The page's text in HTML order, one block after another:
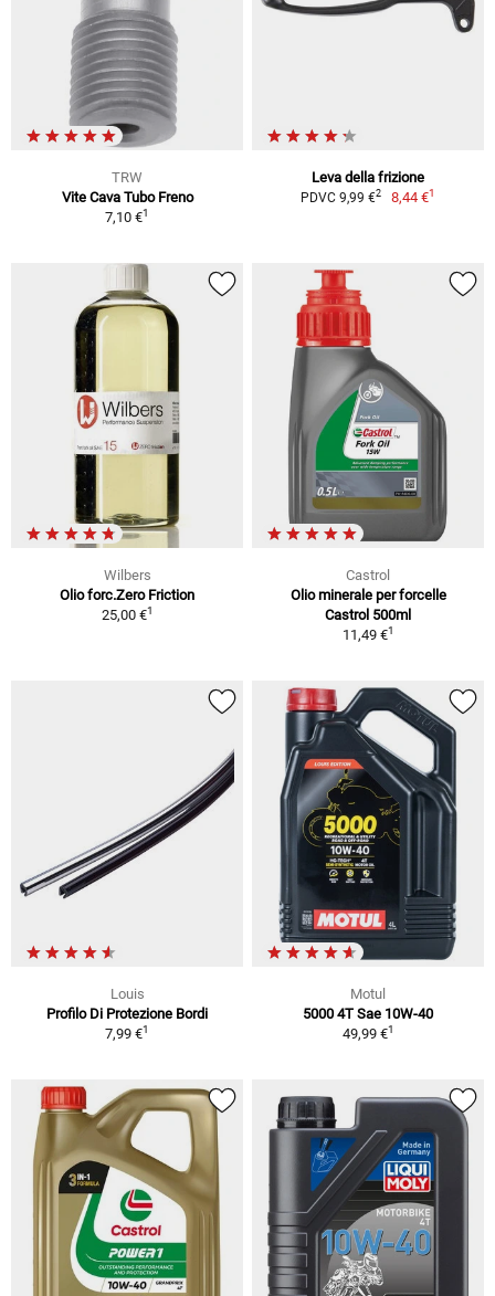
TRW
Vite Cava Tubo Freno
7,10 €1
Leva della frizione
PDVC 9,99 €2 8,44 €1
Wilbers
Olio forc.Zero Friction
25,00 €1
Castrol
Olio minerale per forcelle
Castrol 500ml
11,49 €1
Louis
Profilo Di Protezione Bordi
7,99 €1
Motul
5000 4T Sae 10W-40
49,99 €1